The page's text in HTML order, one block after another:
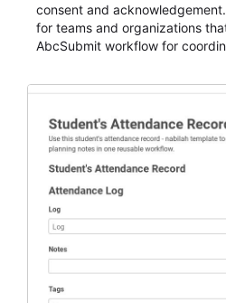
consent and
for teams and organizations
AbcSubmit workflow for